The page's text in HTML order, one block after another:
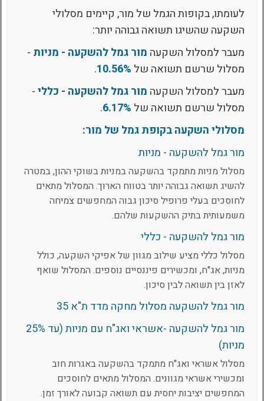
לעומתו, בקופות הגמל של מור, קיימים מסלולי
השקעה שהשיגו תשואה גבוהה יותר:
מעבר למסלול השקעה מור גמל להשקעה - מניות -
מסלול שרשם תשואה של 10.56%
.
מעבר למסלול השקעה מור גמל להשקעה - כללי-
מסלול שרשם תשואה של 6.17%
.
מסלולי השקעה בקופת גמל של מור:
מור גמל להשקעה - מניות
מסלול מניות מתמקד בהשקעה במניות בשוקי ההון, במטרה
להשיג תשואה גבוהה יותר בטווח הארוך. המסלול מתאים
לחוסכים בעלי פרופיל סיכון גבוה המחפשים צמיחה
משמעותית בתיק ההשקעות שלהם.
מור גמל להשקעה - כללי
מסלול כללי מציע שילוב מגוון של אפיקי השקעה, כולל
מניות, אג"ח, ומכשירים פיננסיים נוספים. המסלול שואף
לאזן בין תשואה לבין סיכון.
מור גמל להשקעה מסלול מחקה מדד ת"א 35
מור גמל להשקעה -אשראי ואג"ח עם מניות (עד 25%
מניות)
מסלול אשראי ואג"ח מתמקד בהשקעה באגרות חוב
ומכשירי אשראי מגוונים. המסלול מתאים לחוסכים
המחפשים יציבות יחסית עם תשואה קבועה לאורך זמן.